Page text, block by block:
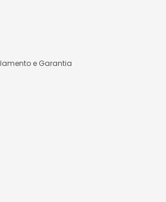
e Garantia